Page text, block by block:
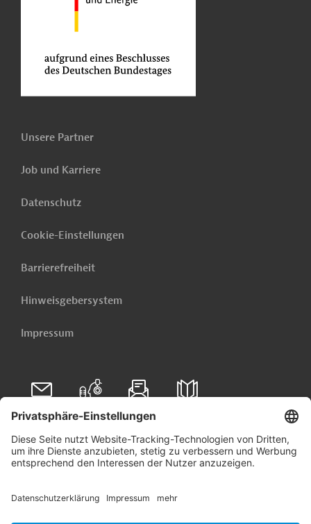
Unsere Partner
Job und Karriere
Datenschutz
Cookie-Einstellungen
Barrierefreiheit
Hinweisgebersystem
Impressum
Folgen Sie uns auf
Linkedin